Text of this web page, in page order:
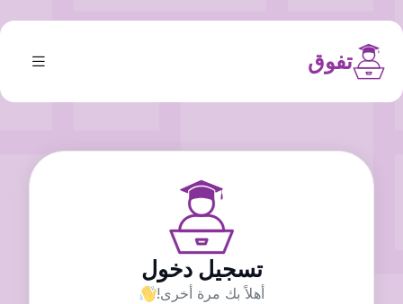
تفوق
تسجيل دخول
أهلاً بك مرة أخرى!